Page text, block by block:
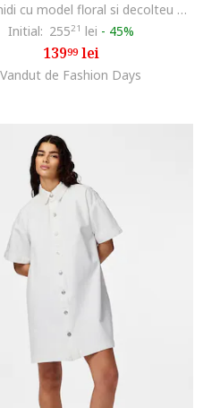
Rochie midi cu model floral si decolteu patrat Nya, Galben
Initial: 25521 lei - 45%
13999lei
Vandut de Fashion Days